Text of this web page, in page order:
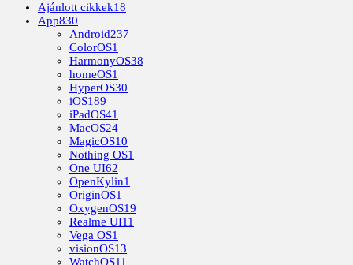
Ajánlott cikkek18
App830
Android237
ColorOS1
HarmonyOS38
homeOS1
HyperOS30
iOS189
iPadOS41
MacOS24
MagicOS10
Nothing OS1
One UI62
OpenKylin1
OriginOS1
OxygenOS19
Realme UI11
Vega OS1
visionOS13
WatchOS11